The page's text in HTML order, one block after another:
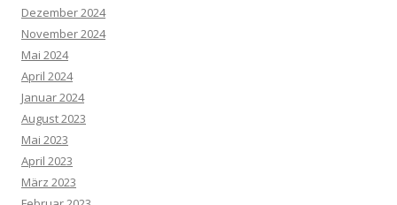
Dezember 2024
November 2024
Mai 2024
April 2024
Januar 2024
August 2023
Mai 2023
April 2023
März 2023